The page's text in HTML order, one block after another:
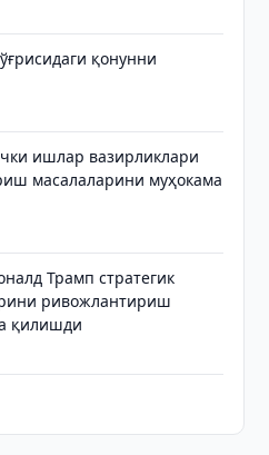
қонунни
ишлар вазирликлари
масалаларини муҳокама
Трамп стратегик
ривожлантириш
қилишди